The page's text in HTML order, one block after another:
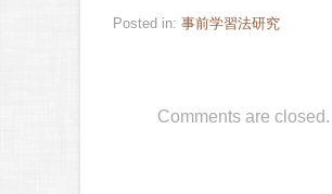
Posted in: 事前学習法研究
Comments are closed.